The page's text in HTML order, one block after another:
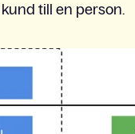
till en person.